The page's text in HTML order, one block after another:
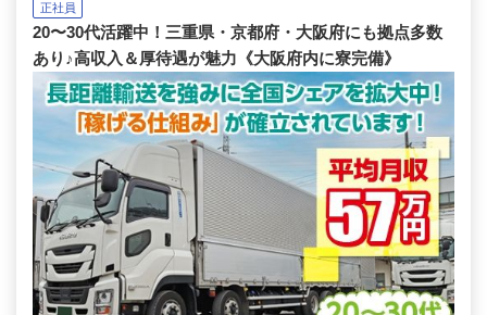
正社員
20〜30代活躍中！三重県・京都府・大阪府にも拠点多数
あり♪高収入＆厚待遇が魅力《大阪府内に寮完備》